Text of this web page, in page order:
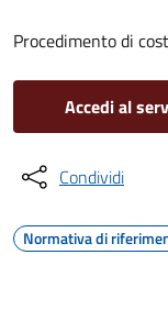
Procedimento di
Accedi al
Condividi
Normativa di